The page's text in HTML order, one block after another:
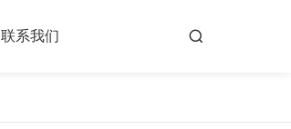
联系我们